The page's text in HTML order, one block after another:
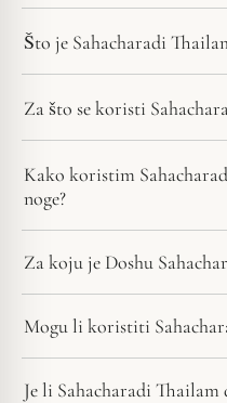
Što je Sahacharadi
Za što se koristi
Kako koristim
noge?
Za koju je Doshu
Mogu li koristiti
Je li Sahacharadi